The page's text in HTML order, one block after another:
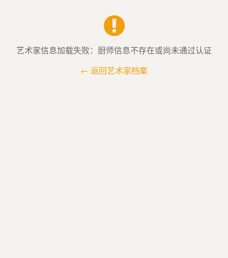
艺术家信息加载失败：厨师信息不存在或尚未通过认证
← 返回艺术家档案